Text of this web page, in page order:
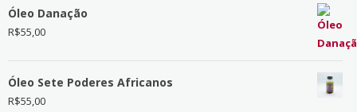
Óleo Danação
R$55,00
Óleo Sete Poderes Africanos
R$55,00